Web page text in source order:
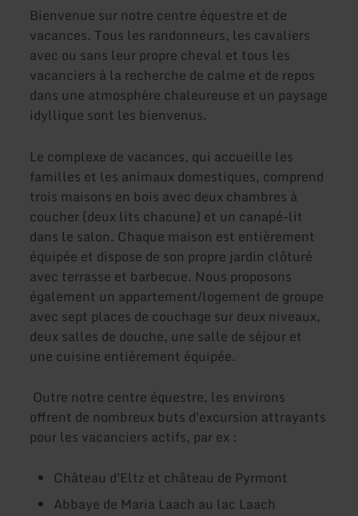
Bienvenue sur notre centre équestre et de
vacances. Tous les randonneurs, les cavaliers
avec ou sans leur propre cheval et tous les
vacanciers à la recherche de calme et de repos
dans une atmosphère chaleureuse et un paysage
idyllique sont les bienvenus.
Le complexe de vacances, qui accueille les
familles et les animaux domestiques, comprend
trois maisons en bois avec deux chambres à
coucher (deux lits chacune) et un canapé-lit
dans le salon. Chaque maison est entièrement
équipée et dispose de son propre jardin clôturé
avec terrasse et barbecue. Nous proposons
également un appartement/logement de groupe
avec sept places de couchage sur deux niveaux,
deux salles de douche, une salle de séjour et
une cuisine entièrement équipée.
Outre notre centre équestre, les environs
offrent de nombreux buts d'excursion attrayants
pour les vacanciers actifs, par ex :
Château d'Eltz et château de Pyrmont
Abbaye de Maria Laach au lac Laach